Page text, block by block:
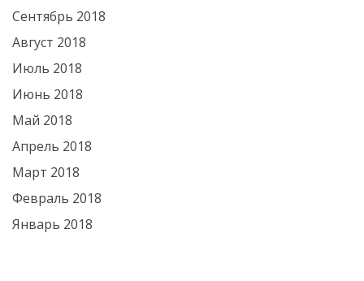
Сентябрь 2018
Август 2018
Июль 2018
Июнь 2018
Май 2018
Апрель 2018
Март 2018
Февраль 2018
Январь 2018